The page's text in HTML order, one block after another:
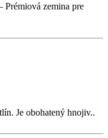
Prémiová zemina pre
Je obohatený hnojiv..